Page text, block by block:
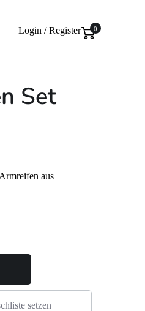
Login / Register
0
Set
aus
setzen